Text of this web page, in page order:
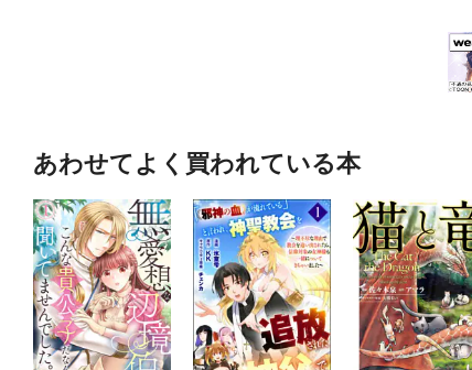
あわせてよく買われている本